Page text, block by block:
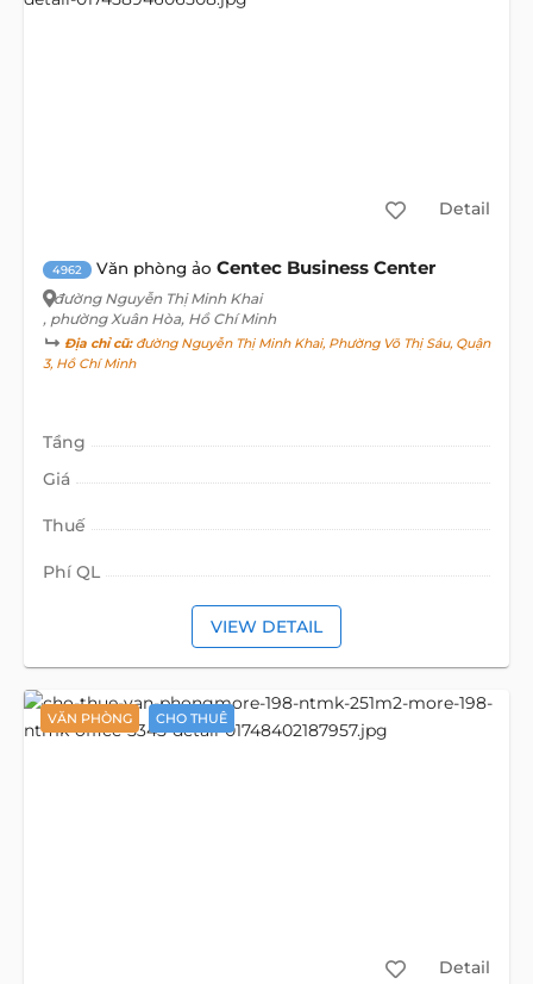
Detail
4962 Văn phòng ảo Centec Business Center
đường Nguyễn Thị Minh Khai
, phường Xuân Hòa, Hồ Chí Minh
Địa chỉ cũ:đường Nguyễn Thị Minh Khai, Phường Võ Thị Sáu, Quận
3, Hồ Chí Minh
Tầng
Giá
Thuế
Phí QL
VIEW DETAIL
VĂN PHÒNG CHO THUÊ
Detail